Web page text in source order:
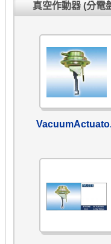
真空作動器 (分電